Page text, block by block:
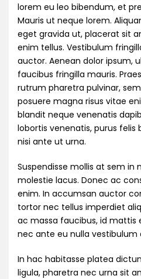
lorem eu leo bibendum, et
Mauris ut neque lorem.
eget gravida ut, placerat sit
enim tellus. Vestibulum
auctor. Aenean dolor ipsum,
faucibus fringilla mauris.
rutrum pharetra pulvinar,
posuere magna risus vitae
blandit neque venenatis
lobortis venenatis, purus felis
nisi ante ut urna.
Suspendisse mollis at sem in
molestie lacus. Donec ac
enim. In accumsan auctor
tortor nec tellus imperdiet
ac massa faucibus, id mattis
nec ante eu nulla vestibulum
In hac habitasse platea
ligula, pharetra nec urna sit